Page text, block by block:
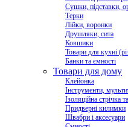
Сушки, підставки,
Терки
Лійки, воронки
Друшляки, сита
Ковшики
Товари для кухні
Банки та ємності
Товари для дому
Клейонка
Інструменти,
Ізоляційна стрічка
Придверні килимки
Швабри і аксесуари